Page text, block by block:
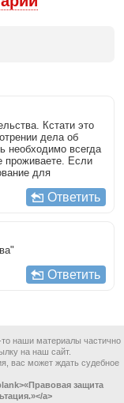
Кстати это
дела об
необходимо всегда
проживаете. Если
для
Ответить
Ответить
наши материалы частично
на наш сайт.
вас может ждать судебное
защита
a>